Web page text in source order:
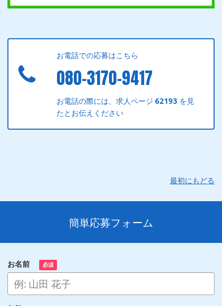
お電話での応募はこちら
080-3170-9417
お電話の際には、求人ページ62193 を見
たとお伝えください
最初にもどる
簡単応募フォーム
お名前 必須